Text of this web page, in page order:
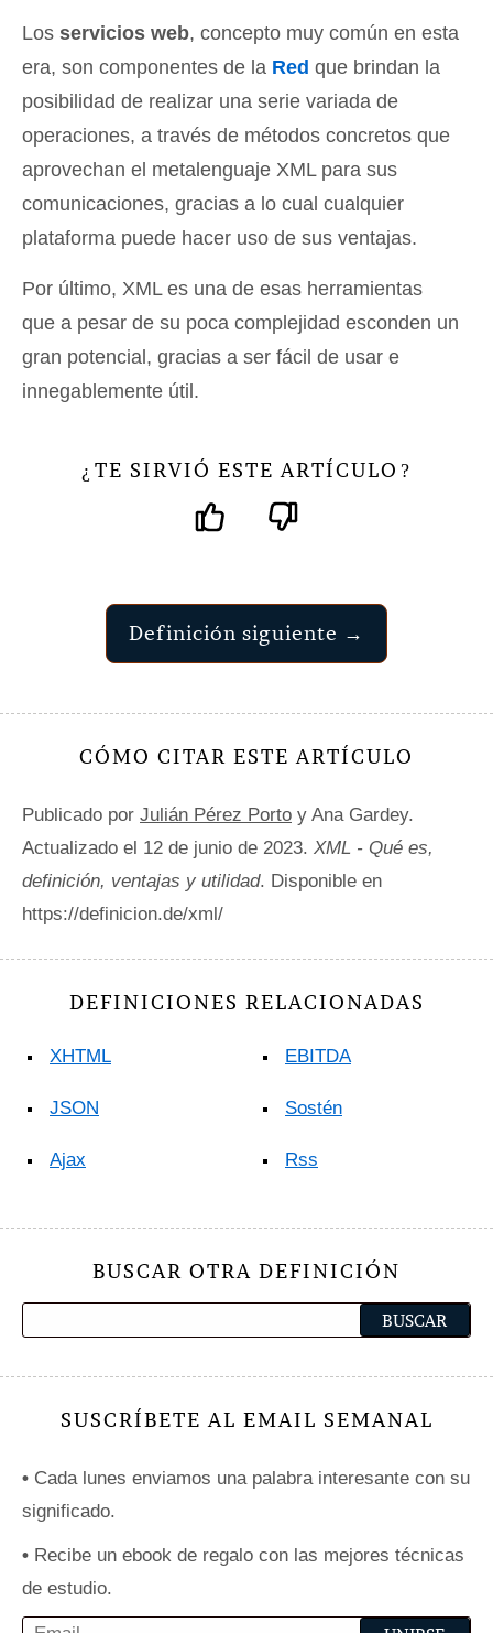
Los servicios web, concepto muy común en esta
era, son componentes de la Red que brindan la
posibilidad de realizar una serie variada de
operaciones, a través de métodos concretos que
aprovechan el metalenguaje XML para sus
comunicaciones, gracias a lo cual cualquier
plataforma puede hacer uso de sus ventajas.
Por último, XML es una de esas herramientas
que a pesar de su poca complejidad esconden un
gran potencial, gracias a ser fácil de usar e
innegablemente útil.
¿ TE SIRVIÓ ESTE ARTÍCULO ?
Definición siguiente →
CÓMO CITAR ESTE ARTÍCULO
Publicado por Julián Pérez Porto y Ana Gardey.
Actualizado el 12 de junio de 2023. XML - Qué es,
definición, ventajas y utilidad. Disponible en
https://definicion.de/xml/
DEFINICIONES RELACIONADAS
XHTML
JSON
Ajax
EBITDA
Sostén
Rss
BUSCAR OTRA DEFINICIÓN
SUSCRÍBETE AL EMAIL SEMANAL
• Cada lunes enviamos una palabra interesante con su
significado.
• Recibe un ebook de regalo con las mejores técnicas
de estudio.